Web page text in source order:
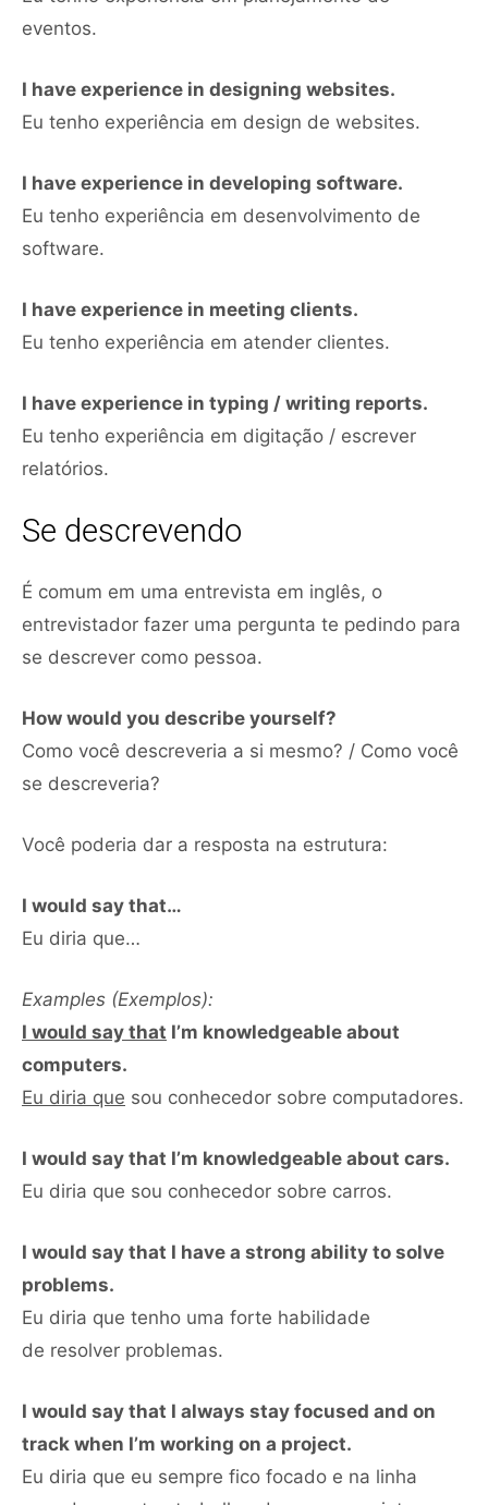
eventos.
I have experience in designing websites.
Eu tenho experiência em design de websites.
I have experience in developing software.
Eu tenho experiência em desenvolvimento de
software.
I have experience in meeting clients.
Eu tenho experiência em atender clientes.
I have experience in typing / writing reports.
Eu tenho experiência em digitação / escrever
relatórios.
Se descrevendo
É comum em uma entrevista em inglês, o
entrevistador fazer uma pergunta te pedindo para
se descrever como pessoa.
How would you describe yourself?
Como você descreveria a si mesmo? / Como você
se descreveria?
Você poderia dar a resposta na estrutura:
I would say that…
Eu diria que…
Examples (Exemplos):
I would say that I’m knowledgeable about
computers.
Eu diria que sou conhecedor sobre computadores.
I would say that I’m knowledgeable about cars.
Eu diria que sou conhecedor sobre carros.
I would say that I have a strong ability to solve
problems.
Eu diria que tenho uma forte habilidade
de resolver problemas.
I would say that I always stay focused and on
track when I’m working on a project.
Eu diria que eu sempre fico focado e na linha